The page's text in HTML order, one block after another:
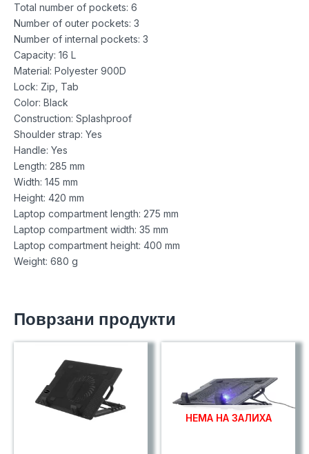
Total number of pockets: 6
Number of outer pockets: 3
Number of internal pockets: 3
Capacity: 16 L
Material: Polyester 900D
Lock: Zip, Tab
Color: Black
Construction: Splashproof
Shoulder strap: Yes
Handle: Yes
Length: 285 mm
Width: 145 mm
Height: 420 mm
Laptop compartment length: 275 mm
Laptop compartment width: 35 mm
Laptop compartment height: 400 mm
Weight: 680 g
Поврзани продукти
НЕМА НА ЗАЛИХА